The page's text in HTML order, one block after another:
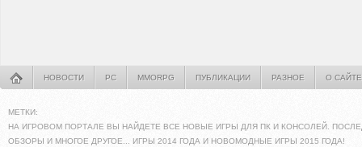
НОВОСТИ PC MMORPG ПУБЛИКАЦИИ РАЗНОЕ О САЙТЕ
МЕТКИ:
НА ИГРОВОМ ПОРТАЛЕ ВЫ НАЙДЕТЕ ВСЕ НОВЫЕ ИГРЫ ДЛЯ ПК И КОНСОЛЕЙ.
ОБЗОРЫ И МНОГОЕ ДРУГОЕ... ИГРЫ 2014 ГОДА И НОВОМОДНЫЕ ИГРЫ 2015 ГОДА!